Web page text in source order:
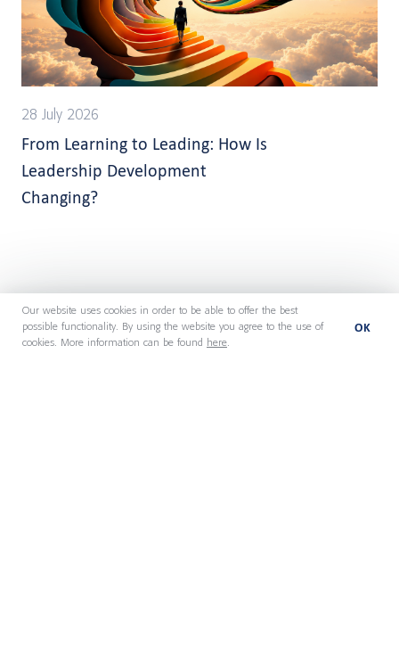
OK
Our website uses cookies in order to be able to offer the best
possible functionality. By using the website you agree to the use of
cookies. More information can be found
here.
28 July 2026
From Learning to Leading: How Is
Leadership Development
Changing?